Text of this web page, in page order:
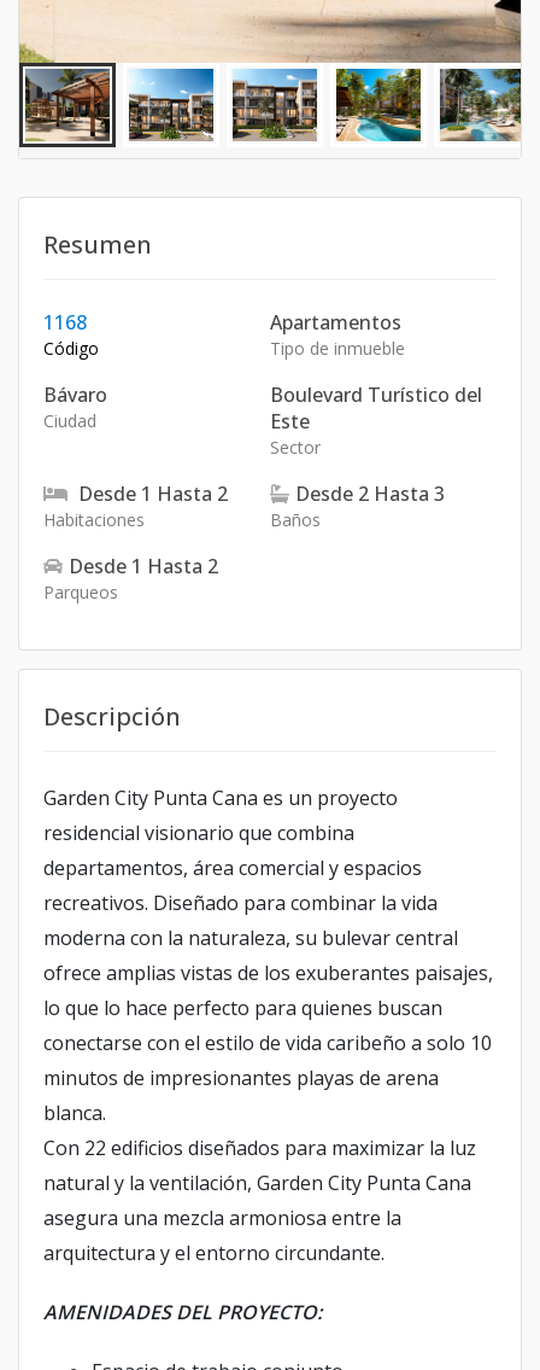
Resumen
1168
Código
Apartamentos
Tipo de inmueble
Bávaro
Ciudad
Boulevard Turístico del
Este
Sector
Desde 1 Hasta 2
Habitaciones
Desde 2 Hasta 3
Baños
Desde 1 Hasta 2
Parqueos
Descripción
Garden City Punta Cana es un proyecto
residencial visionario que combina
departamentos, área comercial y espacios
recreativos. Diseñado para combinar la vida
moderna con la naturaleza, su bulevar central
ofrece amplias vistas de los exuberantes paisajes,
lo que lo hace perfecto para quienes buscan
conectarse con el estilo de vida caribeño a solo 10
minutos de impresionantes playas de arena
blanca.
Con 22 edificios diseñados para maximizar la luz
natural y la ventilación, Garden City Punta Cana
asegura una mezcla armoniosa entre la
arquitectura y el entorno circundante.
AMENIDADES DEL PROYECTO: